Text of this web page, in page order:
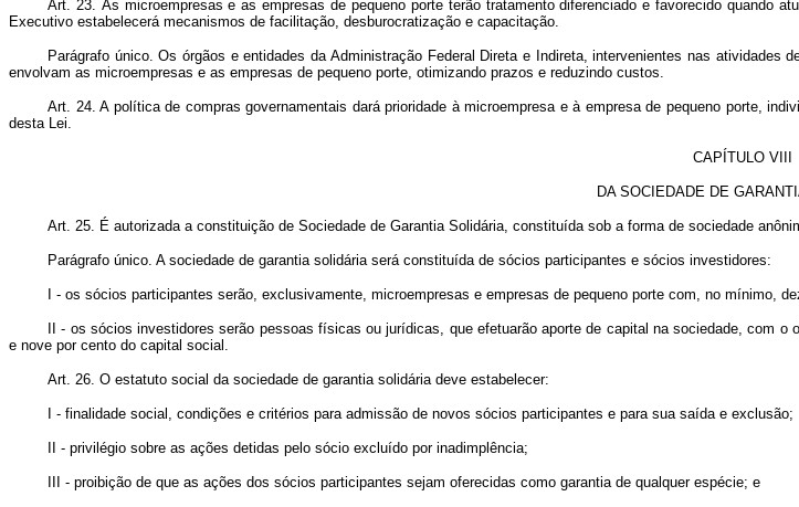
Art. 23. As microempresas e as empresas de pequeno porte terão tratamento diferenciado e favorecido quando
Executivo estabelecerá mecanismos de facilitação, desburocratização e capacitação.
Parágrafo único. Os órgãos e entidades da Administração Federal Direta e Indireta, intervenientes nas
envolvam as microempresas e as empresas de pequeno porte, otimizando prazos e reduzindo custos.
Art. 24. A política de compras governamentais dará prioridade à microempresa e à empresa de pequeno porte,
desta Lei.
CAPÍTULO VIII
DA SOCIEDADE DE
Art. 25. É autorizada a constituição de Sociedade de Garantia Solidária, constituída sob a forma de sociedade
Parágrafo único. A sociedade de garantia solidária será constituída de sócios participantes e sócios investidores:
I - os sócios participantes serão, exclusivamente, microempresas e empresas de pequeno porte com, no mínimo,
II - os sócios investidores serão pessoas físicas ou jurídicas, que efetuarão aporte de capital na sociedade, com
e nove por cento do capital social.
Art. 26. O estatuto social da sociedade de garantia solidária deve estabelecer:
I - finalidade social, condições e critérios para admissão de novos sócios participantes e para sua saída e exclusão;
II - privilégio sobre as ações detidas pelo sócio excluído por inadimplência;
III - proibição de que as ações dos sócios participantes sejam oferecidas como garantia de qualquer espécie; e